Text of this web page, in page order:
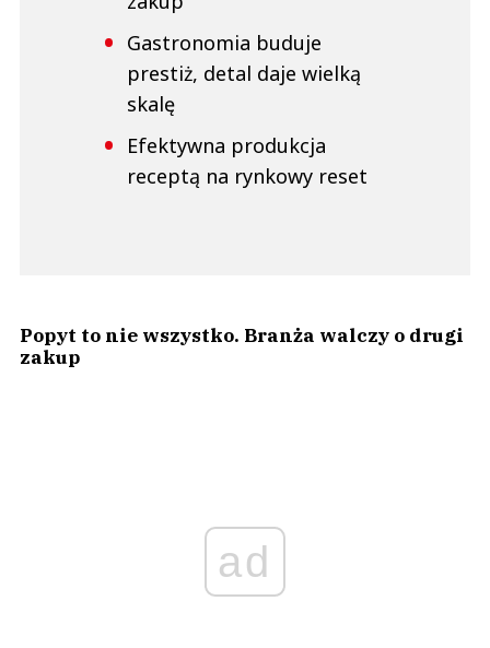
Gastronomia buduje
prestiż, detal daje wielką
skalę
Efektywna produkcja
receptą na rynkowy reset
Popyt to nie wszystko. Branża walczy o drugi
zakup
ad